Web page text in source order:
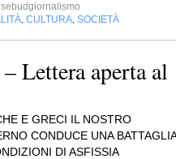
CULTURA SOCIETÀ
Lettera aperta al
E GRECI IL NOSTRO
CONDUCE UNA BATTAGLIA
DI ASFISSIA